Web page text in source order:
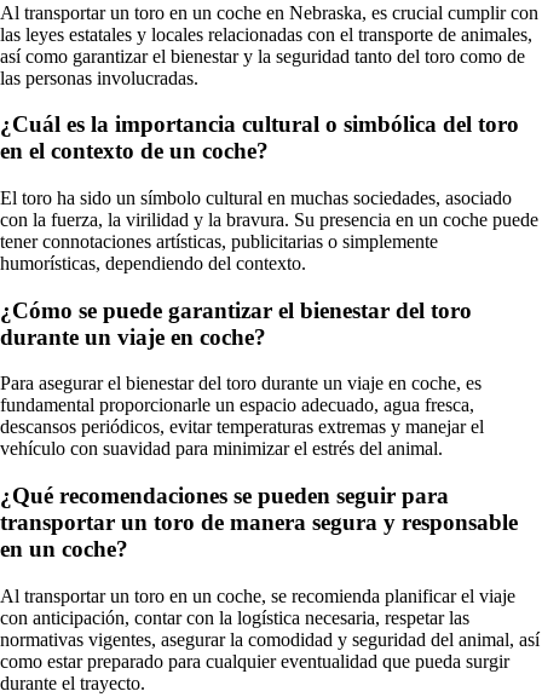
Al transportar un toro en un coche en Nebraska, es crucial cumplir con
las leyes estatales y locales relacionadas con el transporte de animales,
así como garantizar el bienestar y la seguridad tanto del toro como de
las personas involucradas.
¿Cuál es la importancia cultural o simbólica del toro
en el contexto de un coche?
El toro ha sido un símbolo cultural en muchas sociedades, asociado
con la fuerza, la virilidad y la bravura. Su presencia en un coche puede
tener connotaciones artísticas, publicitarias o simplemente
humorísticas, dependiendo del contexto.
¿Cómo se puede garantizar el bienestar del toro
durante un viaje en coche?
Para asegurar el bienestar del toro durante un viaje en coche, es
fundamental proporcionarle un espacio adecuado, agua fresca,
descansos periódicos, evitar temperaturas extremas y manejar el
vehículo con suavidad para minimizar el estrés del animal.
¿Qué recomendaciones se pueden seguir para
transportar un toro de manera segura y responsable
en un coche?
Al transportar un toro en un coche, se recomienda planificar el viaje
con anticipación, contar con la logística necesaria, respetar las
normativas vigentes, asegurar la comodidad y seguridad del animal, así
como estar preparado para cualquier eventualidad que pueda surgir
durante el trayecto.